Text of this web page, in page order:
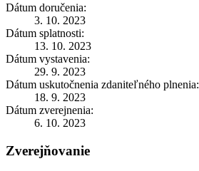
Dátum doručenia:
3. 10. 2023
Dátum splatnosti:
13. 10. 2023
Dátum vystavenia:
29. 9. 2023
Dátum uskutočnenia zdaniteľného plnenia:
18. 9. 2023
Dátum zverejnenia:
6. 10. 2023
Zverejňovanie